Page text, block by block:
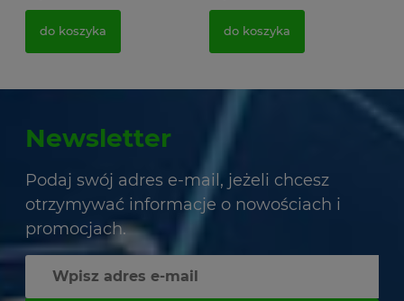
do koszyka do koszyka
Newsletter
Podaj swój adres e-mail, jeżeli chcesz
otrzymywać informacje o nowościach i
promocjach.